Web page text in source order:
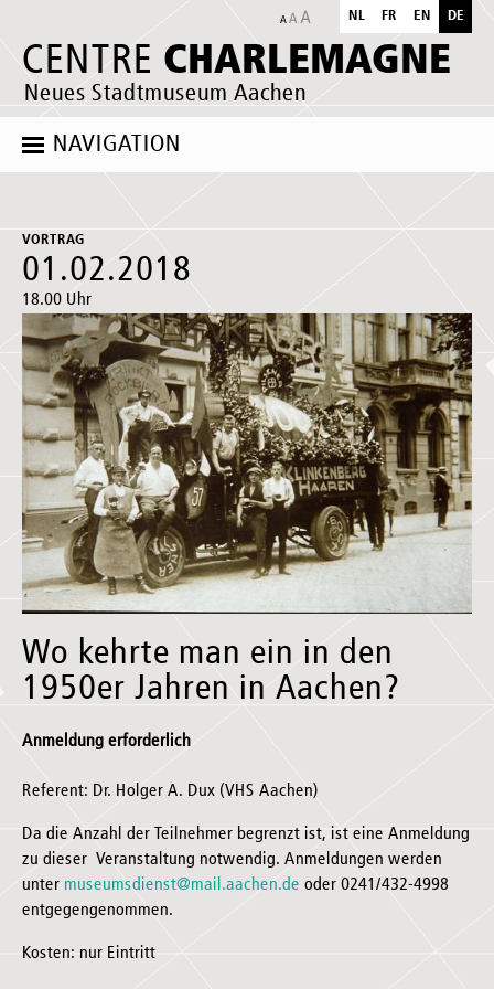
CENTRE CHARLEMAGNE
Neues Stadtmuseum Aachen
NL FR EN DE
NAVIGATION
VORTRAG
01.02.2018
18.00 Uhr
Wo kehrte man ein in den
1950er Jahren in Aachen?
Anmeldung erforderlich
Referent: Dr. Holger A. Dux (VHS Aachen)
Da die Anzahl der Teilnehmer begrenzt ist, ist eine Anmeldung
zu dieser Veranstaltung notwendig. Anmeldungen werden
unter museumsdienst@mail.aachen.de oder 0241/432-4998
entgegengenommen.
Kosten: nur Eintritt